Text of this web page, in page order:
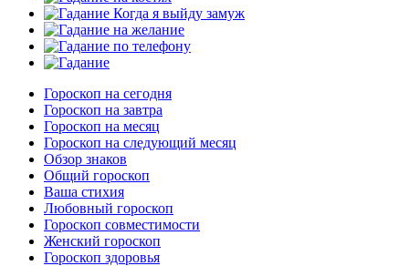
Гороскоп на сегодня
Гороскоп на завтра
Гороскоп на месяц
Гороскоп на следующий месяц
Обзор знаков
Общий гороскоп
Ваша стихия
Любовный гороскоп
Гороскоп совместимости
Женский гороскоп
Гороскоп здоровья